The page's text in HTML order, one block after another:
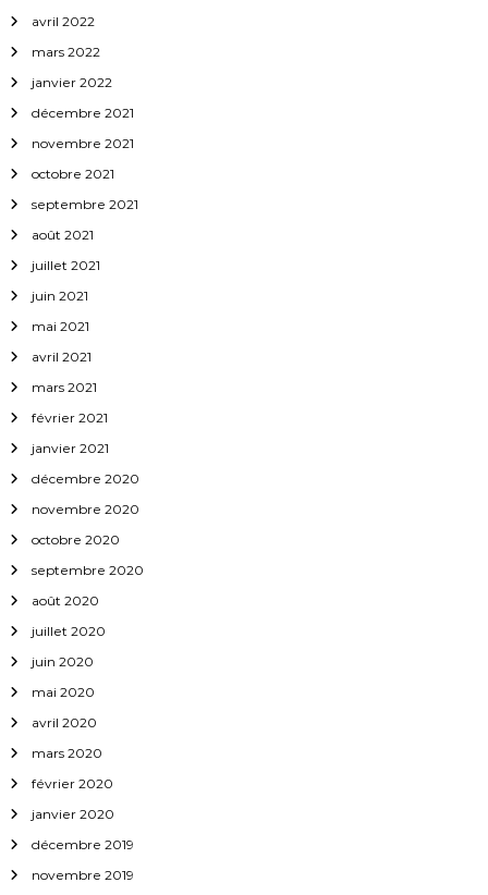
avril 2022
mars 2022
janvier 2022
décembre 2021
novembre 2021
octobre 2021
septembre 2021
août 2021
juillet 2021
juin 2021
mai 2021
avril 2021
mars 2021
février 2021
janvier 2021
décembre 2020
novembre 2020
octobre 2020
septembre 2020
août 2020
juillet 2020
juin 2020
mai 2020
avril 2020
mars 2020
février 2020
janvier 2020
décembre 2019
novembre 2019